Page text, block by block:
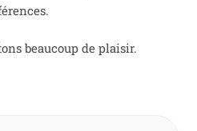
beaucoup de plaisir.